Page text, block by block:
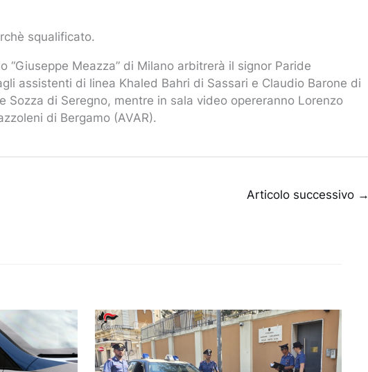
squalificato.
“Giuseppe Meazza” di Milano arbitrerà il signor Paride
assistenti di linea Khaled Bahri di Sassari e Claudio Barone di
Sozza di Seregno, mentre in sala video opereranno Lorenzo
di Bergamo (AVAR).
Articolo successivo →